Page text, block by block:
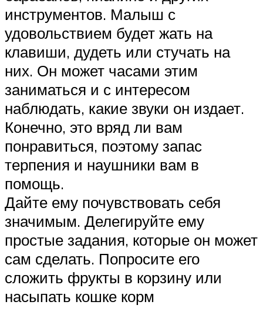
инструментов. Малыш с
удовольствием будет жать на
клавиши, дудеть или стучать на
них. Он может часами этим
заниматься и с интересом
наблюдать, какие звуки он издает.
Конечно, это вряд ли вам
понравиться, поэтому запас
терпения и наушники вам в
помощь.
Дайте ему почувствовать себя
значимым. Делегируйте ему
простые задания, которые он может
сам сделать. Попросите его
сложить фрукты в корзину или
насыпать кошке корм